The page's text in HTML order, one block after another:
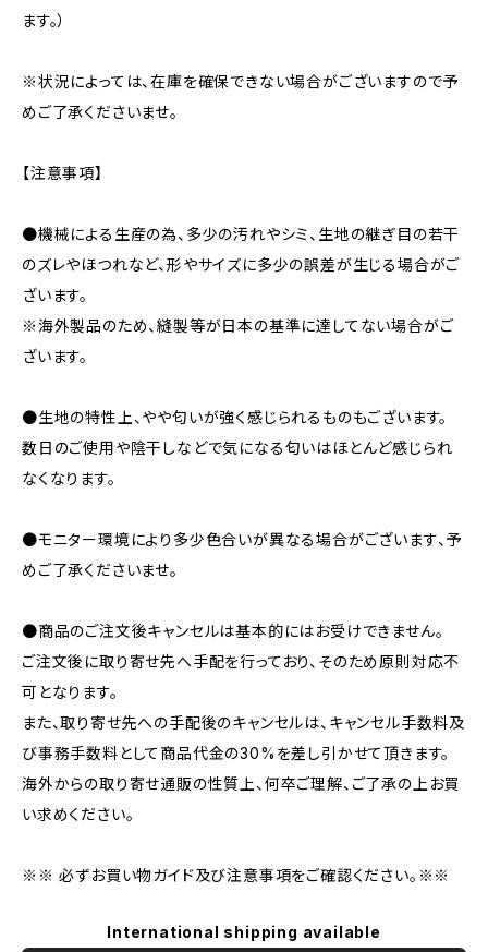
ます。）
※状況によっては、在庫を確保できない場合がございますので予
めご了承くださいませ。
【注意事項】
●機械による生産の為、多少の汚れやシミ、生地の継ぎ目の若干
のズレやほつれなど、形やサイズに多少の誤差が生じる場合がご
ざいます。
※海外製品のため、縫製等が日本の基準に達してない場合がご
ざいます。
●生地の特性上、やや匂いが強く感じられるものもございます。
数日のご使用や陰干しなどで気になる匂いはほとんど感じられ
なくなります。
●モニター環境により多少色合いが異なる場合がございます、予
めご了承くださいませ。
●商品のご注文後キャンセルは基本的にはお受けできません。
ご注文後に取り寄せ先へ手配を行っており、そのため原則対応不
可となります。
また、取り寄せ先への手配後のキャンセルは、キャンセル手数料及
び事務手数料として商品代金の30%を差し引かせて頂きます。
海外からの取り寄せ通販の性質上、何卒ご理解、ご了承の上お買
い求めください。
※※ 必ずお買い物ガイド及び注意事項をご確認ください。※※
International shipping available